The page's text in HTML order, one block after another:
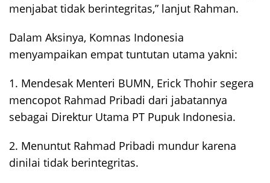
menjabat tidak berintegritas,” lanjut Rahman.
Dalam Aksinya, Komnas Indonesia
menyampaikan empat tuntutan utama yakni:
1. Mendesak Menteri BUMN, Erick Thohir segera
mencopot Rahmad Pribadi dari jabatannya
sebagai Direktur Utama PT Pupuk Indonesia.
2. Menuntut Rahmad Pribadi mundur karena
dinilai tidak berintegritas.